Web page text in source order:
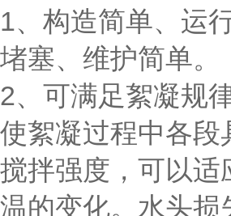
1、构造简单、运
堵塞、维护简单。
2、可满足絮凝规
使絮凝过程中各段
搅拌强度，可以适
温的变化。水头损